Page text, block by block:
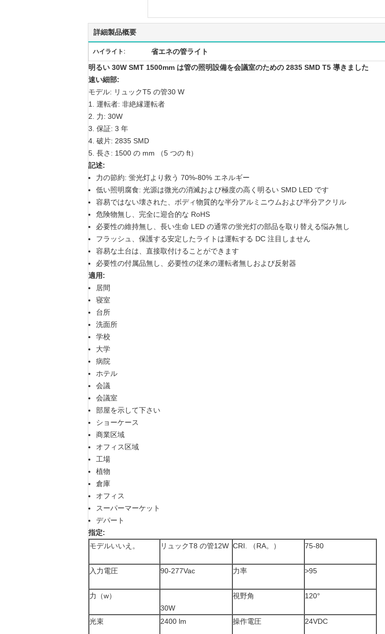
詳細製品概要
ハイライト:
省エネの管ライト
明るい 30W SMT 1500mm は管の照明設備を会議室のための 2835 SMD T5 導きました
速い細部:
モデル: リュックT5 の管30 W
1. 運転者: 非絶縁運転者
2. 力: 30W
3. 保証: 3 年
4. 破片: 2835 SMD
5. 長さ: 1500 の mm （5 つの ft）
記述:
力の節約: 蛍光灯より救う 70%-80% エネルギー
低い照明腐食: 光源は微光の消滅および極度の高く明るい SMD LED です
容易ではない壊された、ボディ物質的な半分アルミニウムおよび半分アクリル
危険物無し、完全に迎合的な RoHS
必要性の維持無し、長い生命 LED の通常の蛍光灯の部品を取り替える悩み無し
フラッシュ、保護する安定したライトは運転する DC 注目しません
容易な土台は、直接取付けることができます
必要性の付属品無し、必要性の従来の運転者無しおよび反射器
適用:
居間
寝室
台所
洗面所
学校
大学
病院
ホテル
会議
会議室
部屋を示して下さい
ショーケース
商業区域
オフィス区域
工場
植物
倉庫
オフィス
スーパーマーケット
デパート
指定:
モデルいいえ。
リュックT8 の管12W CRI. （RA。） 75-80
入力電圧 90-277Vac 力率 >95
力（w）
30W
視野角 120°
光束 2400 lm 操作電圧 24VDC